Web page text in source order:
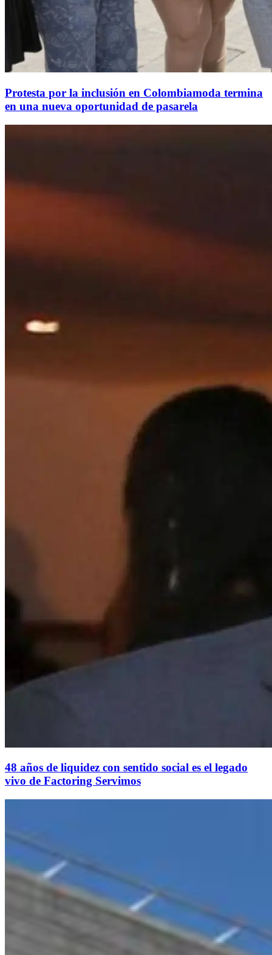
Protesta por la inclusión en Colombiamoda termina
en una nueva oportunidad de pasarela
48 años de liquidez con sentido social es el legado
vivo de Factoring Servimos